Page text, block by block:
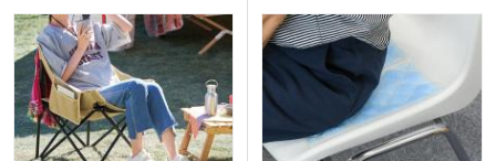
やイベント、キャンペーンなどで高い集
客・販促効果が期待できます。